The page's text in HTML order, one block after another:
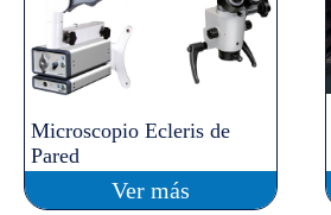
Microscopio Ecleris de
Pared
Ver más